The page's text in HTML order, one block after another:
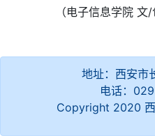
（电子信息学院
地址：西安市
电话：
Copyright 2020